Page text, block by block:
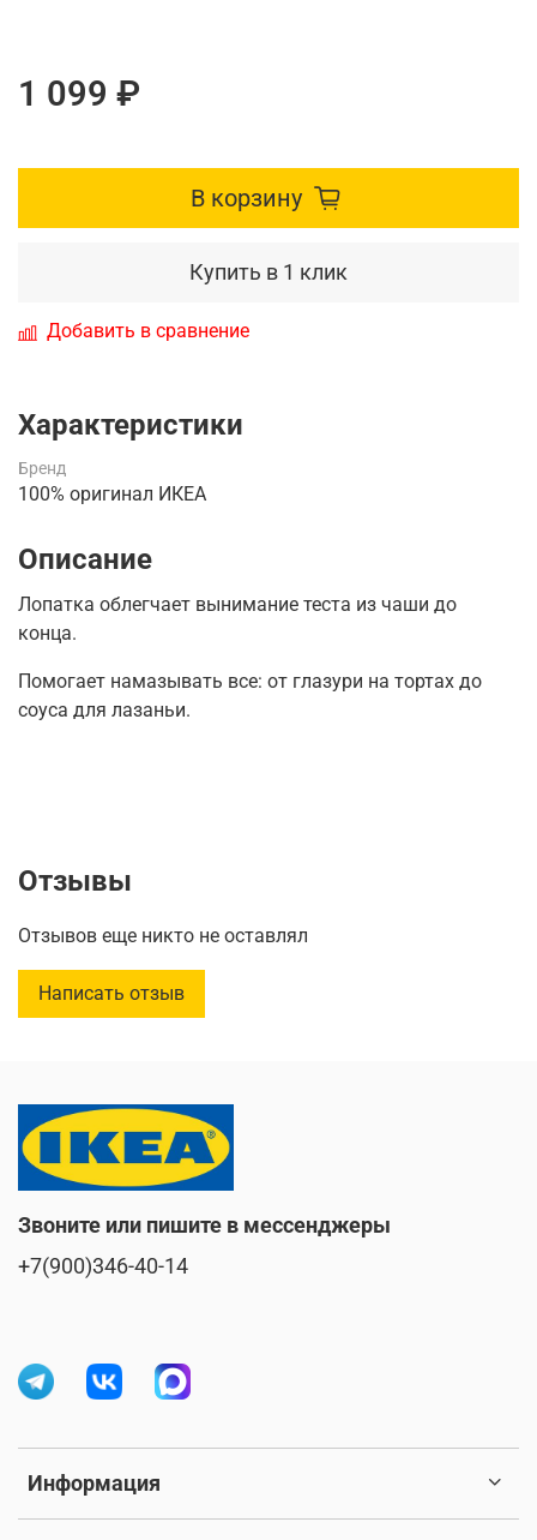
1 099 ₽
В корзину
Купить в 1 клик
Добавить в сравнение
Характеристики
Бренд
100% оригинал ИКЕА
Описание
Лопатка облегчает вынимание теста из чаши до
конца.
Помогает намазывать все: от глазури на тортах до
соуса для лазаньи.
Отзывы
Отзывов еще никто не оставлял
Написать отзыв
Информация
Звоните или пишите в мессенджеры
+7(900)346-40-14